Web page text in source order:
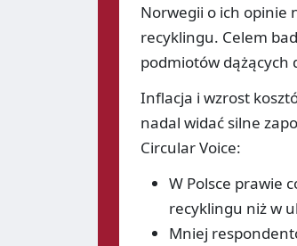
Norwegii o ich opinie
recyklingu. Celem
podmiotów dążących
Inflacja i wzrost
nadal widać silne
Circular Voice:
W Polsce prawie
recyklingu niż w
Mniej